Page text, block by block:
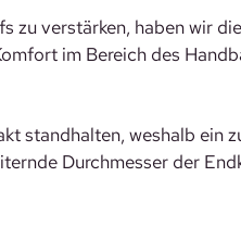
zu verstärken, haben wir
im Bereich des
standhalten, weshalb
Durchmesser der